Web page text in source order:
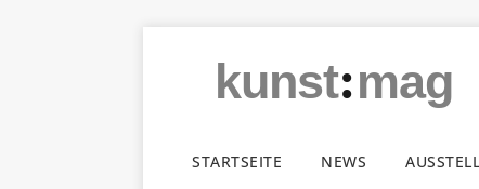
kunst:mag
STARTSEITE NEWS